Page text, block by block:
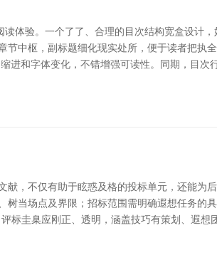
体验。一个了了、合理的目次结构宽盒设计
中枢，副标题细化现实处所，便于读者把执
进和字体变化，不错增强可读性。同期，目次
，不仅有助于眩惑及格的投标单元，还能为
当场点及界限；招标范围需明确遐想任务的
标圭臬应刚正、透明，涵盖技巧有策划、遐想